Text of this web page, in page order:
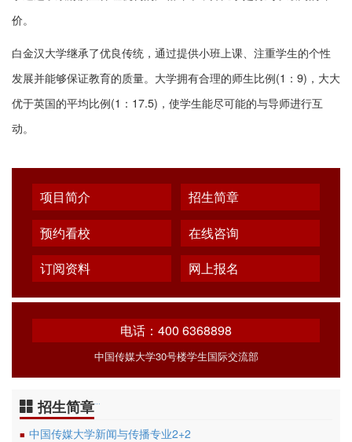
价。
白金汉大学继承了优良传统，通过提供小班上课、注重学生的个性
发展并能够保证教育的质量。大学拥有合理的师生比例(1：9)，大大
优于英国的平均比例(1：17.5)，使学生能尽可能的与导师进行互
动。
项目简介
招生简章
预约看校
在线咨询
订阅资料
网上报名
电话：400 6368898
中国传媒大学30号楼学生国际交流部
招生简章
■ 中国传媒大学新闻与传播专业2+2